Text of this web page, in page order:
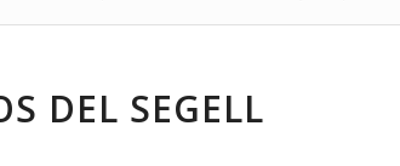
DEL SEGELL